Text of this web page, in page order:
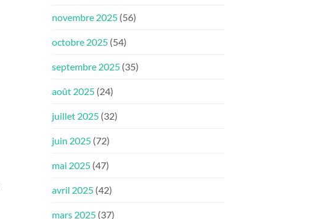
novembre 2025 (56)
octobre 2025 (54)
septembre 2025 (35)
août 2025 (24)
juillet 2025 (32)
juin 2025 (72)
mai 2025 (47)
avril 2025 (42)
mars 2025 (37)